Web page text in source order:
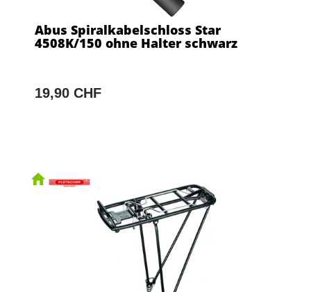
Abus Spiralkabelschloss Star
4508K/150 ohne Halter schwarz
19,90 CHF